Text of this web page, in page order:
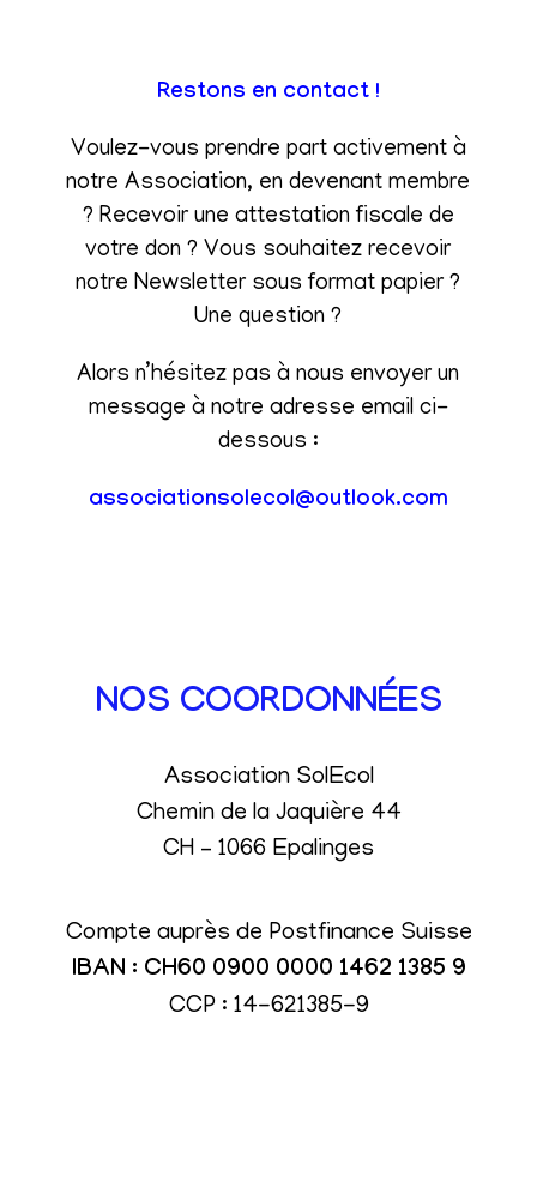
Restons en contact !
Voulez-vous prendre part activement à
notre Association, en devenant membre
? Recevoir une attestation fiscale de
votre don ? Vous souhaitez recevoir
notre Newsletter sous format papier ?
Une question ?
Alors n’hésitez pas à nous envoyer un
message à notre adresse email ci-
dessous :
associationsolecol@outlook.com
NOS COORDONNÉES
Association SolEcol
Chemin de la Jaquière 44
CH – 1066 Epalinges
Compte auprès de Postfinance Suisse
IBAN : CH60 0900 0000 1462 1385 9
CCP : 14-621385-9